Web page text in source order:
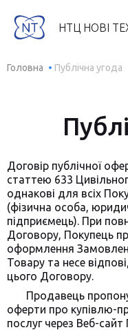
НТЦ НОВІ
Головна Публічна угода
Договір публічної
статтею 633
однакові для всіх
(фізична особа,
підприємець). При
Договору, Покупець
оформлення
Товару та несе
цього Договору.
Продавець пропонує
оферти про купівлю-
послуг через Веб-